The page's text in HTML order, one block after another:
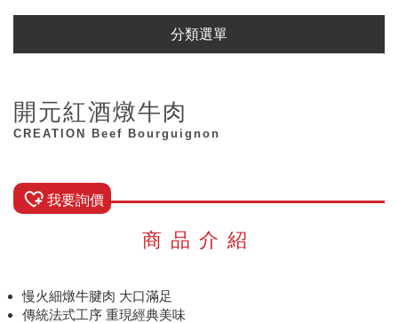
分類選單
開元紅酒燉牛肉
CREATION Beef Bourguignon
我要詢價
商品介紹
慢火細燉牛腱肉 大口滿足
傳統法式工序 重現經典美味